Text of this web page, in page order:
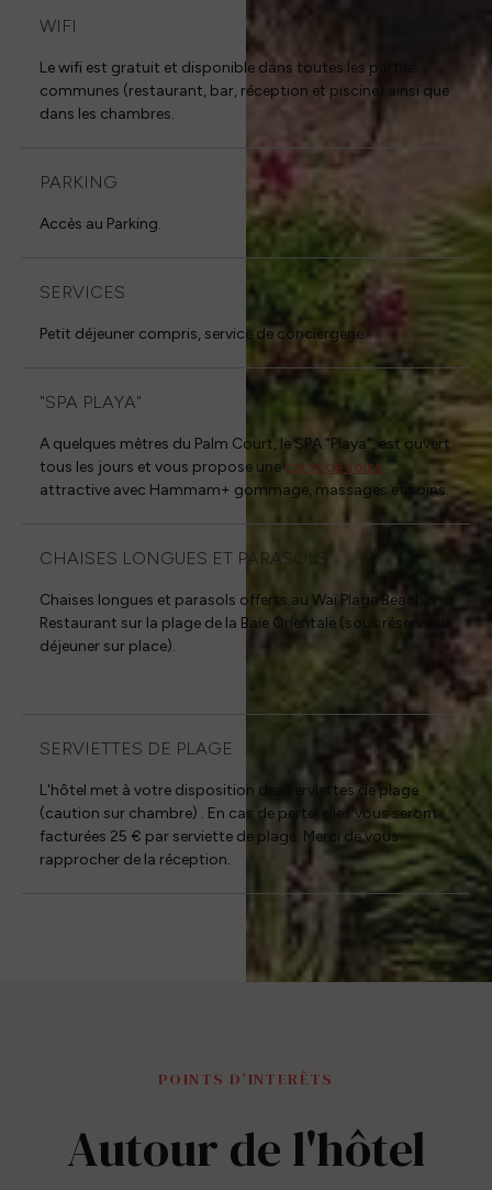
WIFI
Le wifi est gratuit et disponible dans toutes les parties
communes (restaurant, bar, réception et piscine) ainsi que
dans les chambres.
PARKING
Accès au Parking.
SERVICES
Petit déjeuner compris, service de conciergerie.
"SPA PLAYA"
A quelques mètres du Palm Court, le SPA "Playa", est ouvert
tous les jours et vous propose unecarte de soins
attractive avec Hammam+ gommage, massages et soins.
CHAISES LONGUES ET PARASOLS
Chaises longues et parasols offerts au Waï Plage Beach &
Restaurant sur la plage de la Baie Orientale (sous réserve de
déjeuner sur place).
SERVIETTES DE PLAGE
L'hôtel met à votre disposition des serviettes de plage
(caution sur chambre) . En cas de perte, elles vous seront
facturées 25 € par serviette de plage. Merci de vous
rapprocher de la réception.
POINTS D’INTERÊTS
Autour de l'hôtel